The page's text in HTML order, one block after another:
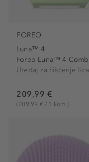
FOREO
Luna™ 4
Uređaj za čišćenje lica
209,99 €
(209,99 € / 1 kom.)